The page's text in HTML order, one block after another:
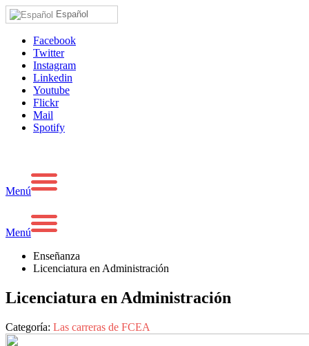
Español
Facebook
Twitter
Instagram
Linkedin
Youtube
Flickr
Mail
Spotify
Menú
Menú
Enseñanza
Licenciatura en Administración
Licenciatura en Administración
Categoría: Las carreras de FCEA